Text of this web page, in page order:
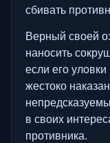
сбивать
Верный своей
наносить
если его
жестоко
в своих
противника.